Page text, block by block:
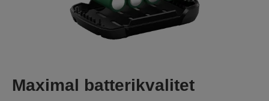
Maximal batterikvalitet